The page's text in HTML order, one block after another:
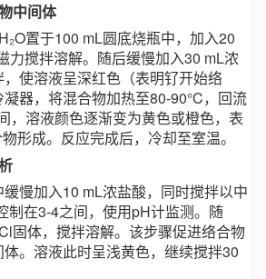
中间体
置于100 mL圆底烧瓶中，加入20
力搅拌溶解。随后缓慢加入30 mL浓
使溶液呈深红色（表明钌开始络
器，将混合物加热至80-90°C，回流
，溶液颜色逐渐变为黄色或橙色，表
物形成。反应完成后，冷却至室温。
慢加入10 mL浓盐酸，同时搅拌以中
制在3-4之间，使用pH计监测。随
固体，搅拌溶解。该步骤促进络合物
。溶液此时呈浅黄色，继续搅拌30